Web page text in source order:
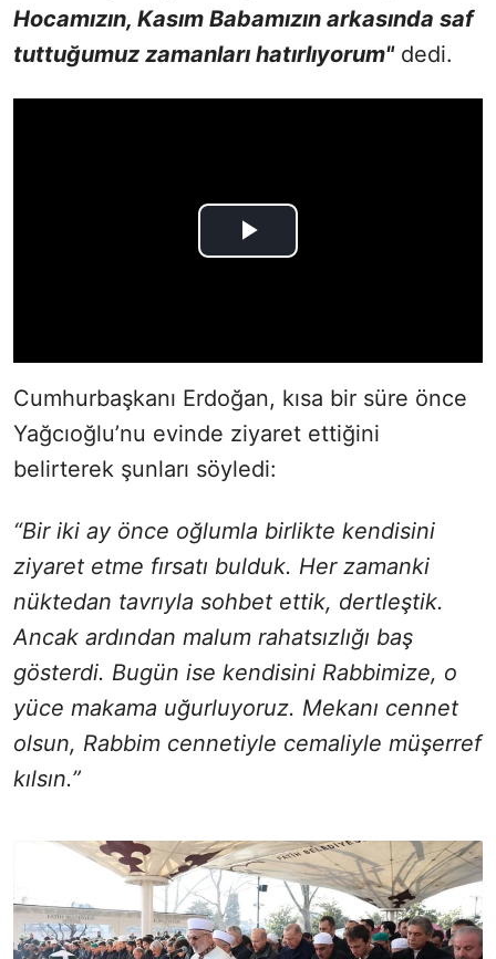
Hocamızın, Kasım Babamızın arkasında saf
tuttuğumuz zamanları hatırlıyorum"dedi.
Cumhurbaşkanı Erdoğan, kısa bir süre önce
Yağcıoğlu’nu evinde ziyaret ettiğini
belirterek şunları söyledi:
“Bir iki ay önce oğlumla birlikte kendisini
ziyaret etme fırsatı bulduk. Her zamanki
nüktedan tavrıyla sohbet ettik, dertleştik.
Ancak ardından malum rahatsızlığı baş
gösterdi. Bugün ise kendisini Rabbimize, o
yüce makama uğurluyoruz. Mekanı cennet
olsun, Rabbim cennetiyle cemaliyle müşerref
kılsın.”